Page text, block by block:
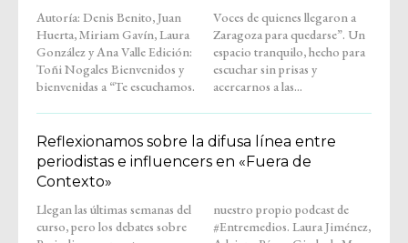
Autoría: Denis Benito, Juan
Huerta, Miriam Gavín, Laura
González y Ana Valle Edición:
Toñi Nogales Bienvenidos y
bienvenidas a “Te escuchamos.
Voces de quienes llegaron a
Zaragoza para quedarse”. Un
espacio tranquilo, hecho para
escuchar sin prisas y
acercarnos a las...
Reflexionamos sobre la difusa línea entre
periodistas e influencers en «Fuera de
Contexto»
Llegan las últimas semanas del
curso, pero los debates sobre
nuestro propio podcast de
#Entremedios. Laura Jiménez,